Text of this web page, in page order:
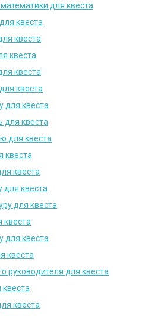
для квеста
квеста
квеста
квеста
квеста
квеста
для квеста
для квеста
для квеста
квеста
квеста
для квеста
для квеста
квеста
для квеста
квеста
руководителя для квеста
квеста